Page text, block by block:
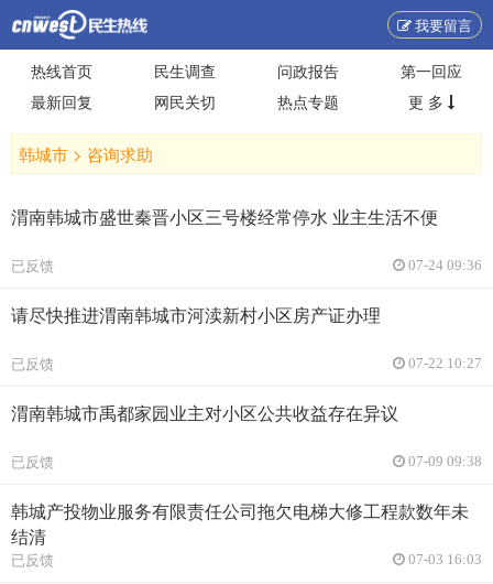
我要留言
热线首页 民生调查 问政报告
第一回应
最新回复
网民关切 热点专题 更 多
韩城市 > 咨询求助
渭南韩城市盛世秦晋小区三号楼经常停水 业主生活不便
已反馈 07-24 09:36
请尽快推进渭南韩城市河渎新村小区房产证办理
已反馈 07-22 10:27
渭南韩城市禹都家园业主对小区公共收益存在异议
已反馈 07-09 09:38
韩城产投物业服务有限责任公司拖欠电梯大修工程款数年未
结清
已反馈 07-03 16:03